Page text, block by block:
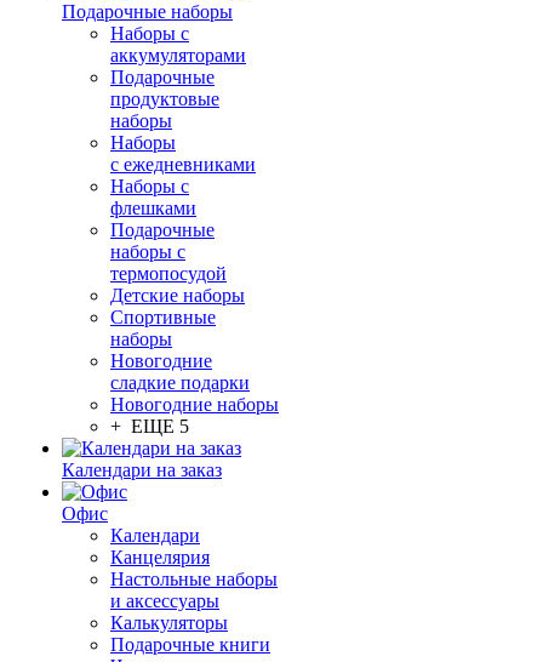
Подарочные наборы
Наборы с
аккумуляторами
Подарочные
продуктовые
наборы
Наборы
с ежедневниками
Наборы с
флешками
Подарочные
наборы с
термопосудой
Детские наборы
Спортивные
наборы
Новогодние
сладкие подарки
Новогодние наборы
+ ЕЩЕ 5
Календари на заказ
Офис
Календари
Канцелярия
Настольные наборы
и аксессуары
Калькуляторы
Подарочные книги